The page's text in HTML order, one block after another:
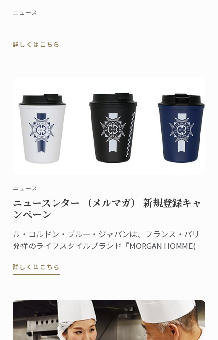
ニュース
詳しくはこちら
ニュース
ニュースレター （メルマガ） 新規登録キャ
ンペーン
ル・コルドン・ブルー・ジャパンは、フランス・パリ
発祥のライフスタイルブランド『MORGAN HOMME(モ
ルドン・ブルーのニュースレター（メルマガ）に新規
詳しくはこちら